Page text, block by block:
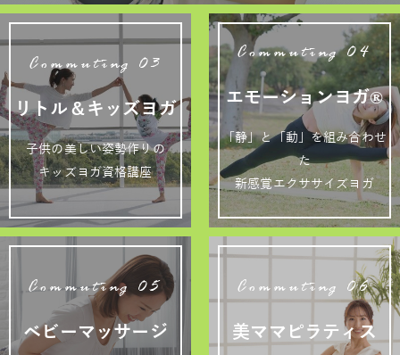
Commuting 03
リトル＆キッズヨガ
子供の美しい姿勢作りの
キッズヨガ資格講座
Commuting 04
エモーションヨガ®
「静」と「動」を組み合わせ
た
新感覚エクササイズヨガ
Commuting 05
ベビーマッサージ
Commuting 06
美ママピラティス